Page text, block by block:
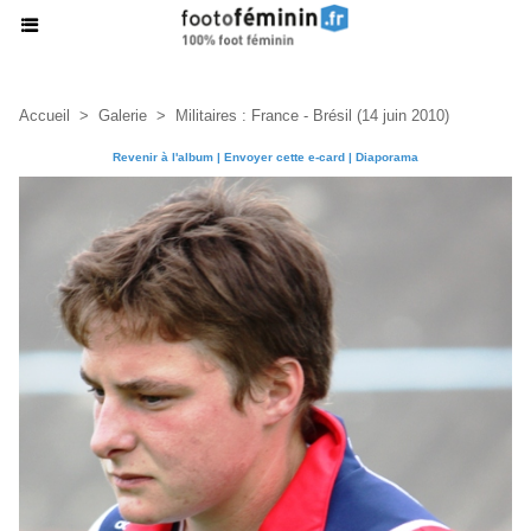
Accueil > Galerie > Militaires : France - Brésil (14 juin 2010)
Revenir à l'album | Envoyer cette e-card | Diaporama